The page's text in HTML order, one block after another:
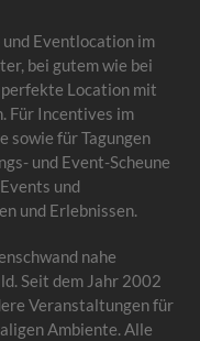
und Eventlocation im
bei gutem wie bei
Location mit
Für Incentives im
sowie für Tagungen
und Event-Scheune
und
und Erlebnissen.
nahe
Seit dem Jahr 2002
Veranstaltungen für
Ambiente. Alle